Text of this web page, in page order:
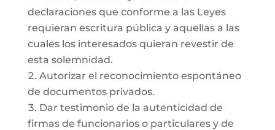
declaraciones que conforme a las Leyes
requieran escritura pública y aquellas a las
cuales los interesados quieran revestir de
esta solemnidad.
Autorizar el reconocimiento espontáneo
de documentos privados.
Dar testimonio de la autenticidad de
firmas de funcionarios o particulares y de